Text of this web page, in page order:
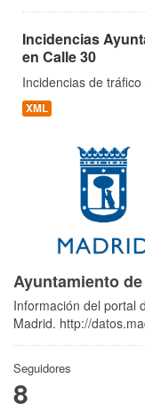
Incidencias
en Calle 30
Incidencias de
XML
Ayuntamiento
Información del portal
Madrid. http://
Seguidores
8